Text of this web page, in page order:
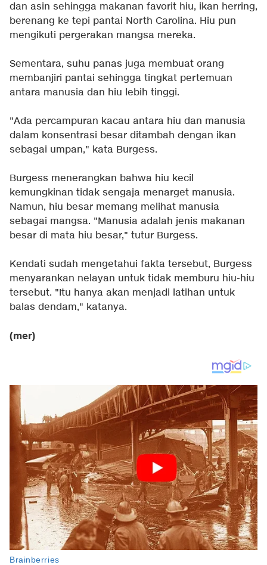
dan asin sehingga makanan favorit hiu, ikan herring,
berenang ke tepi pantai North Carolina. Hiu pun
mengikuti pergerakan mangsa mereka.
Sementara, suhu panas juga membuat orang
membanjiri pantai sehingga tingkat pertemuan
antara manusia dan hiu lebih tinggi.
"Ada percampuran kacau antara hiu dan manusia
dalam konsentrasi besar ditambah dengan ikan
sebagai umpan," kata Burgess.
Burgess menerangkan bahwa hiu kecil
kemungkinan tidak sengaja menarget manusia.
Namun, hiu besar memang melihat manusia
sebagai mangsa. "Manusia adalah jenis makanan
besar di mata hiu besar," tutur Burgess.
Kendati sudah mengetahui fakta tersebut, Burgess
menyarankan nelayan untuk tidak memburu hiu-hiu
tersebut. "Itu hanya akan menjadi latihan untuk
balas dendam," katanya.
(mer)